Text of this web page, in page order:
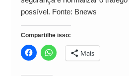
possível. Fonte: Bnews
Compartilhe isso:
Mais